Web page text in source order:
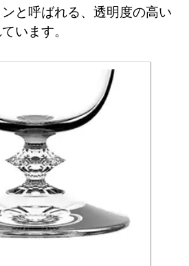
と呼ばれる、透明度の高い
います。